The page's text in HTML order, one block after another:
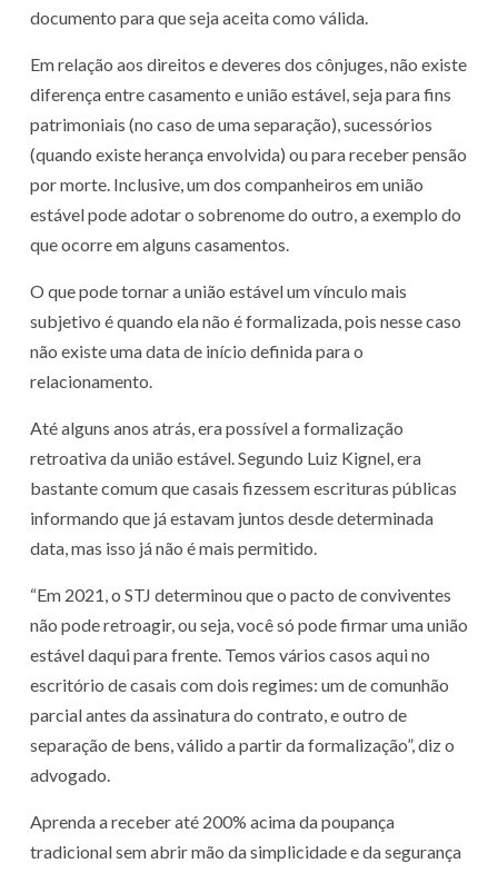
documento para que seja aceita como válida.
Em relação aos direitos e deveres dos cônjuges, não existe
diferença entre casamento e união estável, seja para fins
patrimoniais (no caso de uma separação), sucessórios
(quando existe herança envolvida) ou para receber pensão
por morte. Inclusive, um dos companheiros em união
estável pode adotar o sobrenome do outro, a exemplo do
que ocorre em alguns casamentos.
O que pode tornar a união estável um vínculo mais
subjetivo é quando ela não é formalizada, pois nesse caso
não existe uma data de início definida para o
relacionamento.
Até alguns anos atrás, era possível a formalização
retroativa da união estável. Segundo Luiz Kignel, era
bastante comum que casais fizessem escrituras públicas
informando que já estavam juntos desde determinada
data, mas isso já não é mais permitido.
“Em 2021, o STJ determinou que o pacto de conviventes
não pode retroagir, ou seja, você só pode firmar uma união
estável daqui para frente. Temos vários casos aqui no
escritório de casais com dois regimes: um de comunhão
parcial antes da assinatura do contrato, e outro de
separação de bens, válido a partir da formalização”, diz o
advogado.
Aprenda a receber até 200% acima da poupança
tradicional sem abrir mão da simplicidade e da segurança